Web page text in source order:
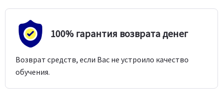
100% гарантия возврата денег
Возврат средств, если Вас не устроило качество
обучения.